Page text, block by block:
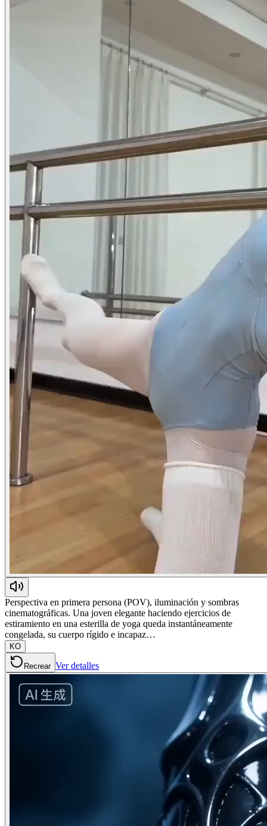
Perspectiva en primera persona (POV), iluminación y sombras
cinematográficas. Una joven elegante haciendo ejercicios de
estiramiento en una esterilla de yoga queda instantáneamente
congelada, su cuerpo rígido e incapaz…
KO
Recrear Ver detalles